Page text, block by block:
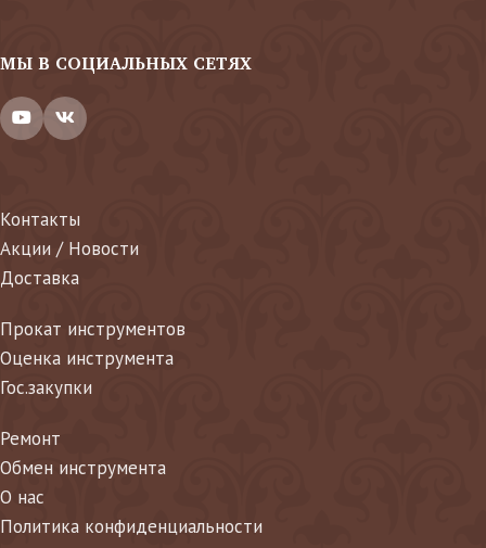
МЫ В СОЦИАЛЬНЫХ СЕТЯХ
Контакты
Акции / Новости
Доставка
Прокат инструментов
Оценка инструмента
Гос.закупки
Ремонт
Обмен инструмента
О нас
Политика конфиденциальности